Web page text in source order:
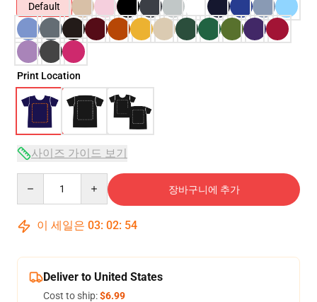
Default
Print Location
사이즈 가이드 보기
장바구니에 추가
이 세일은 03: 02: 54
Deliver to United States
Cost to ship:$6.99